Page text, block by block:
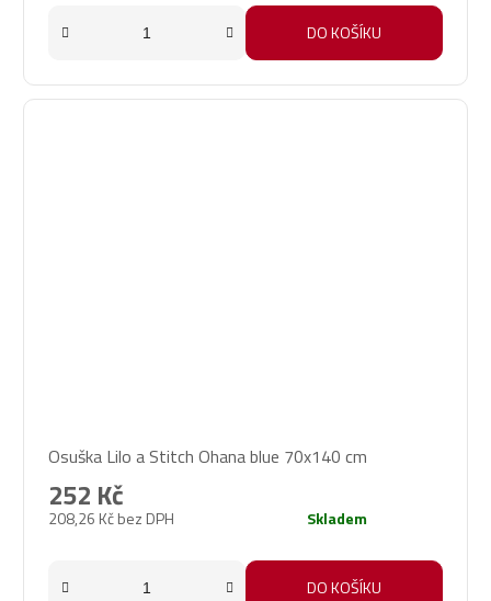
DO KOŠÍKU
Osuška Lilo a Stitch Ohana blue 70x140 cm
208,26 Kč bez DPH
252 Kč
Skladem
DO KOŠÍKU